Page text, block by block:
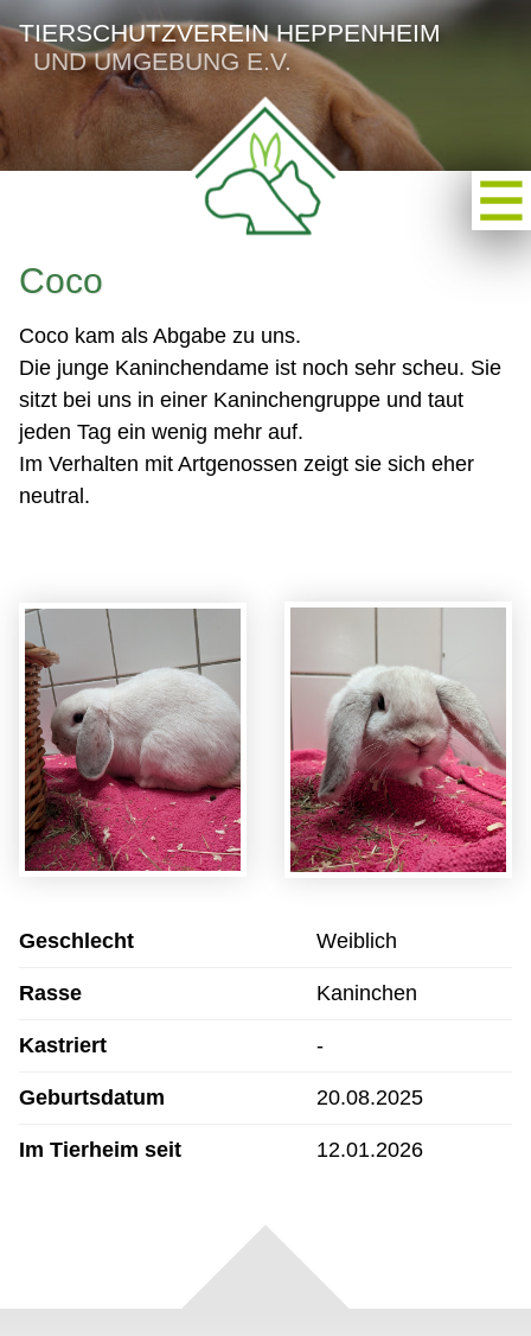
TIERSCHUTZVEREIN HEPPENHEIM
UND UMGEBUNG E.V.
Coco
Coco kam als Abgabe zu uns.
Die junge Kaninchendame ist noch sehr scheu. Sie
sitzt bei uns in einer Kaninchengruppe und taut
jeden Tag ein wenig mehr auf.
Im Verhalten mit Artgenossen zeigt sie sich eher
neutral.
Geschlecht Weiblich
Rasse Kaninchen
Kastriert -
Geburtsdatum 20.08.2025
Im Tierheim seit 12.01.2026